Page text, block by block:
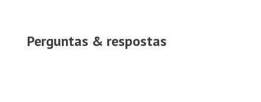
Perguntas & respostas